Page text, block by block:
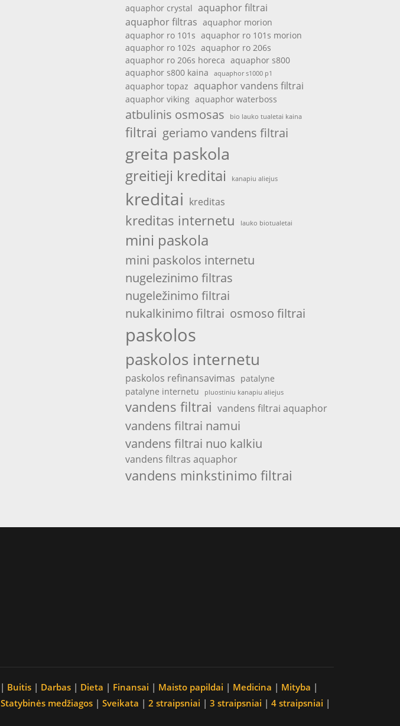
aquaphor crystal aquaphor filtrai
aquaphor filtras aquaphor morion
aquaphor ro 101s aquaphor ro 101s morion
aquaphor ro 102s aquaphor ro 206s
aquaphor ro 206s horeca aquaphor s800
aquaphor s800 kaina
aquaphor s1000 p1
aquaphor topaz aquaphor vandens filtrai
aquaphor viking aquaphor waterboss
atbulinis osmosas bio lauko tualetai kaina
filtrai geriamo vandens filtrai
greita paskola
greitieji kreditai kanapiu aliejus
kreditai kreditas
kreditas internetu lauko biotualetai
mini paskola
mini paskolos internetu
nugelezinimo filtras
nugeležinimo filtrai
nukalkinimo filtrai osmoso filtrai
paskolos
paskolos internetu
paskolos refinansavimas patalyne
patalyne internetu
pluostiniu kanapiu aliejus
vandens filtrai vandens filtrai aquaphor
vandens filtrai namui
vandens filtrai nuo kalkiu
vandens filtras aquaphor
vandens minkstinimo filtrai
| Buitis | Darbas | Dieta | Finansai | Maisto papildai | Medicina | Mityba |
Statybinės medžiagos | Sveikata | 2 straipsniai | 3 straipsniai | 4 straipsniai |